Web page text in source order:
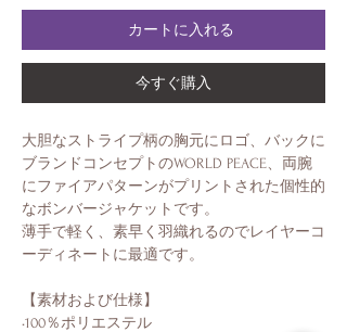
カートに入れる
今すぐ購入
大胆なストライプ柄の胸元にロゴ、バックに
ブランドコンセプトのWORLD PEACE、両腕
にファイアパターンがプリントされた個性的
なボンバージャケットです。
薄手で軽く、素早く羽織れるのでレイヤーコ
ーディネートに最適です。
【素材および仕様】
•100％ポリエステル